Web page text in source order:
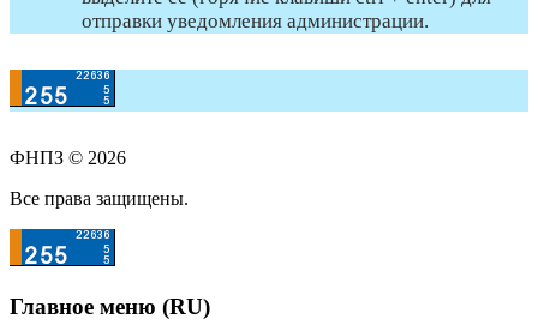
отправки уведомления администрации.
ФНПЗ © 2026
Все права защищены.
Главное меню (RU)